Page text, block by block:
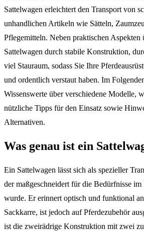
Sattelwagen erleichtert den Transport von
unhandlichen Artikeln wie Sätteln,
Pflegemitteln. Neben praktischen Aspekten
Sattelwagen durch stabile Konstruktion,
viel Stauraum, sodass Sie Ihre
und ordentlich verstaut haben. Im
Wissenswerte über verschiedene Modelle,
nützliche Tipps für den Einsatz sowie
Alternativen.
Was genau ist ein
Ein Sattelwagen lässt sich als spezieller
der maßgeschneidert für die Bedürfnisse
wurde. Er erinnert optisch und funktional
Sackkarre, ist jedoch auf Pferdezubehör
ist die zweirädrige Konstruktion mit zwei